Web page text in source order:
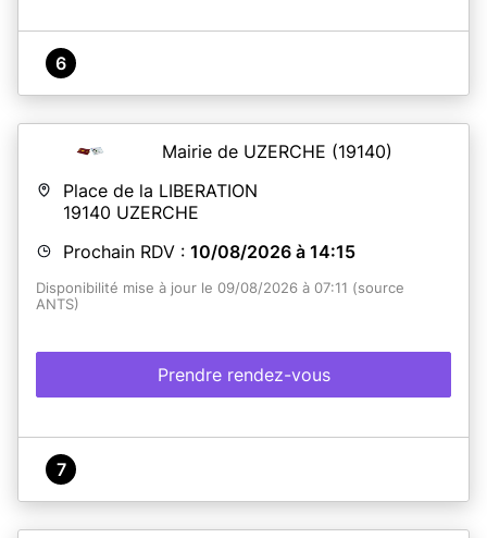
6
Mairie de UZERCHE (19140)
Place de la LIBERATION
19140 UZERCHE
Prochain RDV : 10/08/2026 à 14:15
Disponibilité mise à jour le 09/08/2026 à 07:11 (source
ANTS)
Prendre rendez-vous
7